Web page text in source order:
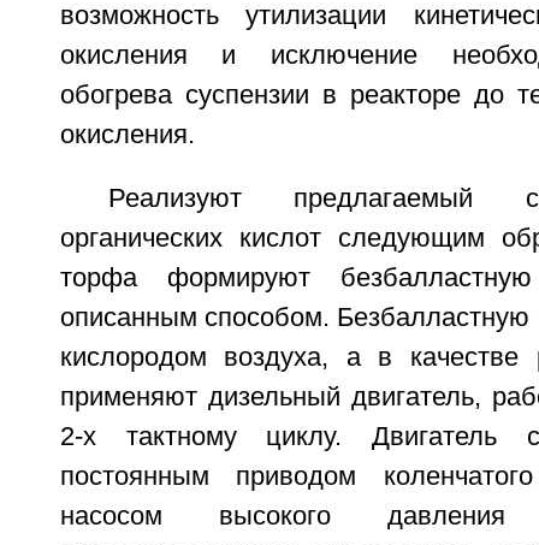
возможность утилизации
окисления и исключение
обогрева суспензии в реакторе до
окисления.
Реализуют предлагаемый
органических кислот следующим
торфа формируют
описанным способом. Безбалластную
кислородом воздуха, а в качестве
применяют дизельный двигатель,
2-х тактному циклу. Двигатель
постоянным приводом
насосом высокого